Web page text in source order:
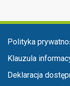
Menu stopka
Polityka
Klauzula
Deklaracja